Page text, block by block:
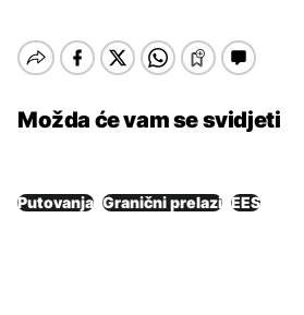
Možda će vam se svidjeti
Putovanja Granični prelazi EES